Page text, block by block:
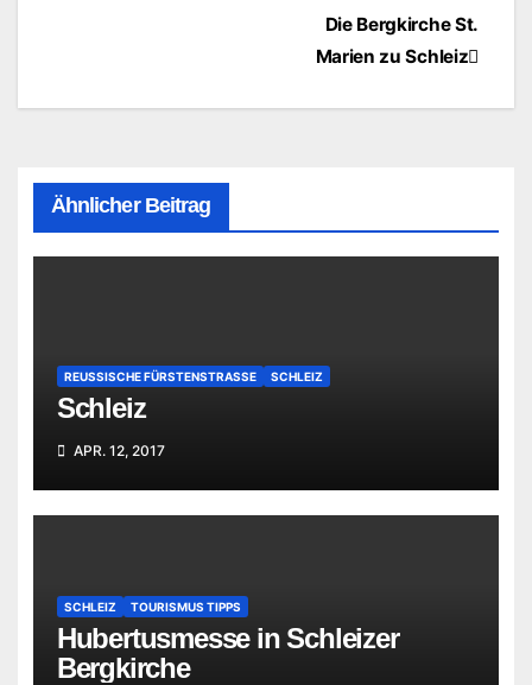
BeitragsnavigationDie Bergkirche St.
Marien zu Schleiz
Ähnlicher Beitrag
REUSSISCHE FÜRSTENSTRASSE SCHLEIZ
Schleiz
APR. 12, 2017
SCHLEIZ TOURISMUS TIPPS
Hubertusmesse in Schleizer
Bergkirche